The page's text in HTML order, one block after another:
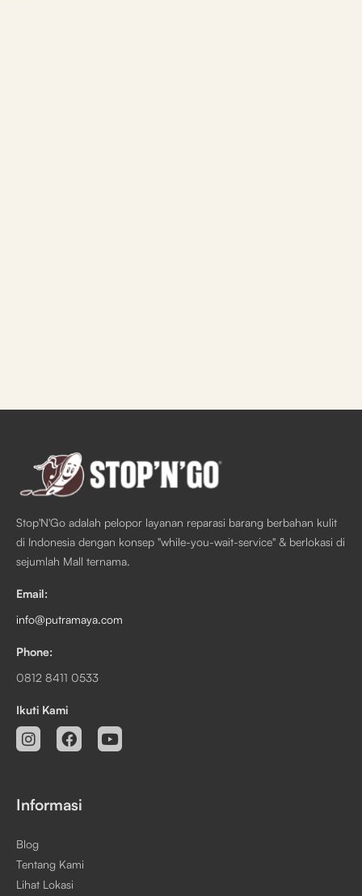
Stop'N'Go adalah pelopor layanan reparasi barang berbahan kulit
di Indonesia dengan konsep "while-you-wait-service" & berlokasi di
sejumlah Mall ternama.
Email:
info@putramaya.com
Phone:
0812 8411 0533
Ikuti Kami
Informasi
Blog
Tentang Kami
Lihat Lokasi